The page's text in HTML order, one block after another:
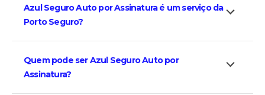
Azul Seguro Auto por Assinatura é um serviço da
Porto Seguro?
Quem pode ser Azul Seguro Auto por
Assinatura?